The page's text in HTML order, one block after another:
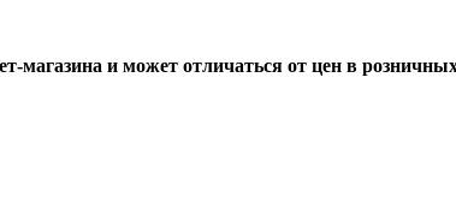
магазина и может отличаться от цен в